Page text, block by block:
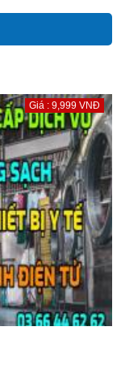
Giá : 9,999 VNĐ